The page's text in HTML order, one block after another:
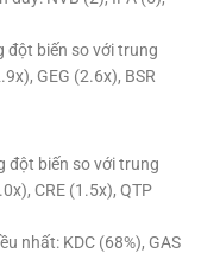
đột biến so với trung
GEG (2.6x), BSR
đột biến so với trung
CRE (1.5x), QTP
nhất: KDC (68%), GAS